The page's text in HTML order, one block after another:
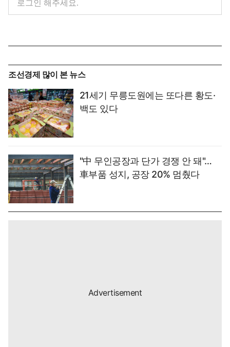
조선경제 많이 본 뉴스
21세기 무릉도원에는 또다른 황도·
백도 있다
"中 무인공장과 단가 경쟁 안 돼"…
車부품 성지, 공장 20% 멈췄다